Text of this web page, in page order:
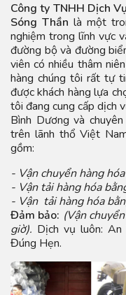
Công ty TNHH Dịch
Sóng Thần là một
nghiệm trong lĩnh vực
đường bộ và đường
viên có nhiều thâm
hàng chúng tôi rất tự
được khách hàng lựa
tôi đang cung cấp dịch
Bình Dương và
trên lãnh thổ Việt
gồm:
- Vận chuyển hàng
- Vận tải hàng hóa
- Vận tải hàng hóa
Đảm bảo: (Vận
giờ). Dịch vụ luôn:
Đúng Hẹn.